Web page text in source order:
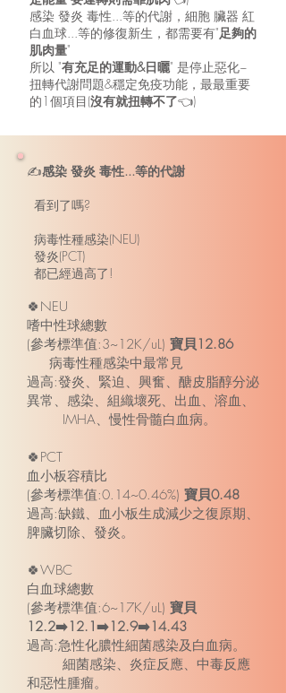
感染 發炎 毒性...等的代謝，細胞 臟器 紅
白血球...等的修復新生，都需要有"足夠的
肌肉量"
所以 "有充足的運動&日曬" 是停止惡化~
扭轉代謝問題&穩定免疫功能，最最重要
的1個項目(沒有就扭轉不了👈)
✍️感染 發炎 毒性...等的代謝
看到了嗎?
病毒性種感染(NEU)
發炎(PCT)
都已經過高了!
🍀NEU
嗜中性球總數
(參考標準值:3~12K/uL) 寶貝12.86
病毒性種感染中最常見
過高:發炎、緊迫、興奮、醣皮脂醇分泌
異常、感染、組織壞死、出血、溶血、
IMHA、慢性骨髓白血病。
🍀PCT
血小板容積比
(參考標準值:0.14~0.46%) 寶貝0.48
過高:缺鐵、血小板生成減少之復原期、
脾臟切除、發炎。
🍀WBC
白血球總數
(參考標準值:6~17K/uL) 寶貝
12.2➡️12.1➡️12.9➡️14.43
過高:急性化膿性細菌感染及白血病。
細菌感染、炎症反應、中毒反應
和惡性腫瘤。